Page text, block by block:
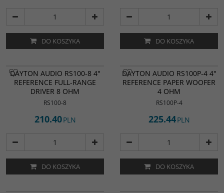
DO KOSZYKA DO KOSZYKA
DAYTON AUDIO RS100-8 4"
REFERENCE FULL-RANGE
DRIVER 8 OHM
RS100-8
210.40PLN
DO KOSZYKA
DAYTON AUDIO RS100P-4 4"
REFERENCE PAPER WOOFER
4 OHM
RS100P-4
225.44PLN
DO KOSZYKA